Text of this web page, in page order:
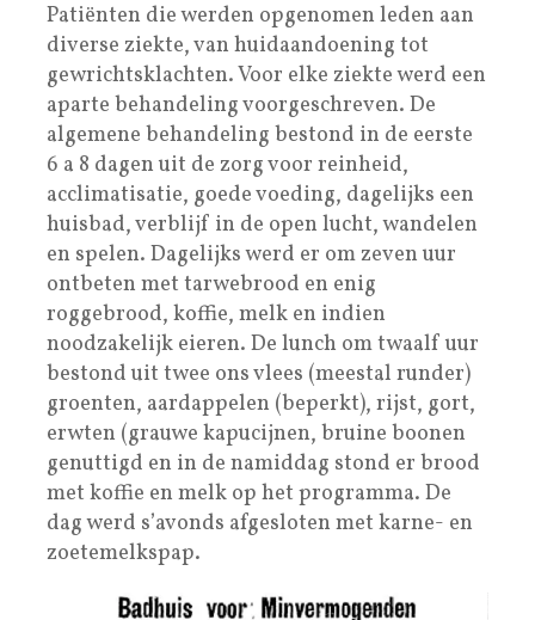
Patiënten die werden opgenomen leden aan
diverse ziekte, van huidaandoening tot
gewrichtsklachten. Voor elke ziekte werd een
aparte behandeling voorgeschreven. De
algemene behandeling bestond in de eerste
6 a 8 dagen uit de zorg voor reinheid,
acclimatisatie, goede voeding, dagelijks een
huisbad, verblijf in de open lucht, wandelen
en spelen. Dagelijks werd er om zeven uur
ontbeten met tarwebrood en enig
roggebrood, koffie, melk en indien
noodzakelijk eieren. De lunch om twaalf uur
bestond uit twee ons vlees (meestal runder)
groenten, aardappelen (beperkt), rijst, gort,
erwten (grauwe kapucijnen, bruine boonen
genuttigd en in de namiddag stond er brood
met koffie en melk op het programma. De
dag werd s’avonds afgesloten met karne- en
zoetemelkspap.